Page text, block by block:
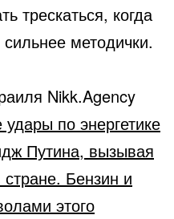
трескаться, когда
методички.
Nikk.Agency
удары по энергетике
Путина, вызывая
стране. Бензин и
этого